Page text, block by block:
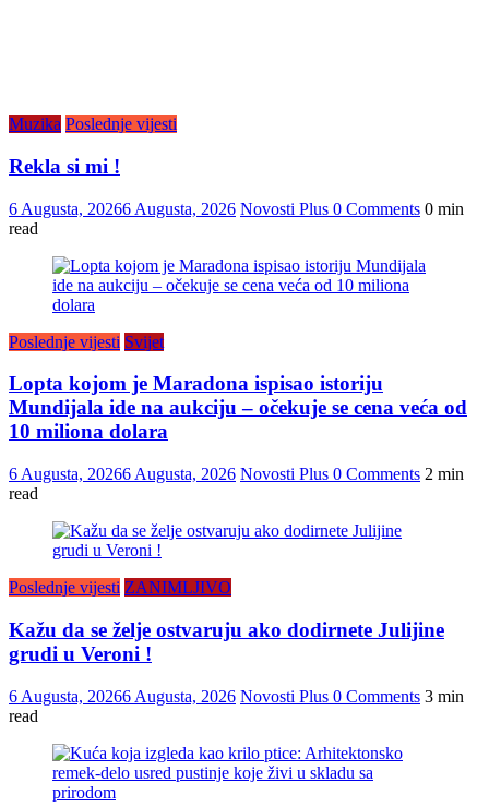
Muzika Poslednje vijesti
Rekla si mi !
6 Augusta, 20266 Augusta, 2026 Novosti Plus 0 Comments 0 min
read
Poslednje vijesti Svijet
Lopta kojom je Maradona ispisao istoriju
Mundijala ide na aukciju – očekuje se cena veća od
10 miliona dolara
6 Augusta, 20266 Augusta, 2026 Novosti Plus 0 Comments 2 min
read
Poslednje vijesti ZANIMLJIVO
Kažu da se želje ostvaruju ako dodirnete Julijine
grudi u Veroni !
6 Augusta, 20266 Augusta, 2026 Novosti Plus 0 Comments 3 min
read